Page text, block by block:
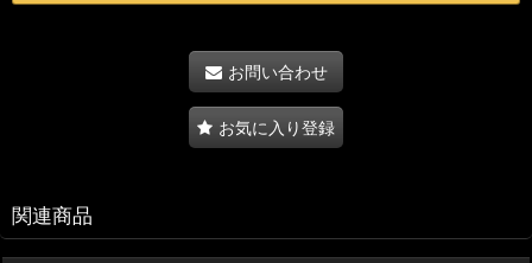
お問い合わせ
お気に入り登録
関連商品